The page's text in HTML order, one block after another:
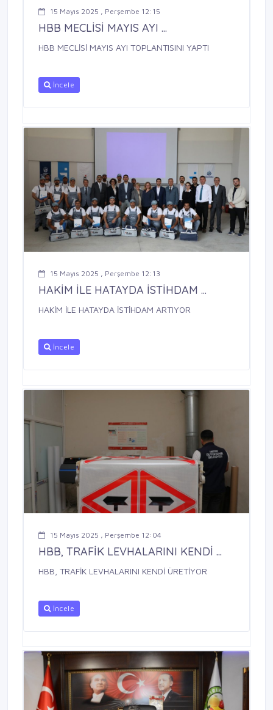
15 Mayıs 2025 , Perşembe 12:15
HBB MECLİSİ MAYIS AYI ...
HBB MECLİSİ MAYIS AYI TOPLANTISINI YAPTI
İncele
15 Mayıs 2025 , Perşembe 12:13
HAKİM İLE HATAYDA İSTİHDAM ...
HAKİM İLE HATAYDA İSTİHDAM ARTIYOR
İncele
15 Mayıs 2025 , Perşembe 12:04
HBB, TRAFİK LEVHALARINI KENDİ ...
HBB, TRAFİK LEVHALARINI KENDİ ÜRETİYOR
İncele